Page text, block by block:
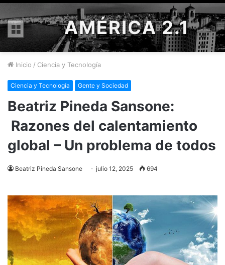
Menú
AMÉRICA 2.1
Inicio / Ciencia y Tecnología
Ciencia y Tecnología Gente y Sociedad
Beatriz Pineda Sansone:
Razones del calentamiento
global – Un problema de todos
Beatriz Pineda Sansone julio 12, 2025 694